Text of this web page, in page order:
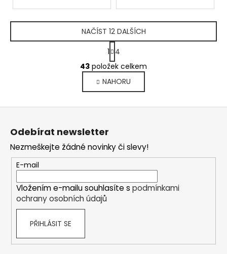
O
v
l
á
d
p
r
v
k
y
NAČÍST 12 DALŠÍCH
S
t
r
á
n
k
o
í
1
4
43 položek celkem
NAHORU
Odebírat newsletter
Nezmeškejte žádné novinky či slevy!
E-mail
Vložením e-mailu souhlasíte s podmínkami
ochrany osobních údajů
PŘIHLÁSIT SE